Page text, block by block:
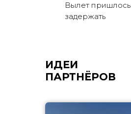
Вылет пришлось
задержать
ИДЕИ
ПАРТНЁРОВ